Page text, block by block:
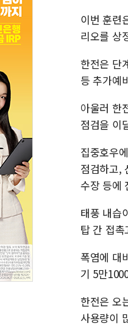
이번 훈련
리오를 상
한전은 단
등 추가예
아울러 한
점검을 이
집중호우
점검하고,
수장 등에
태풍 내습
탑 간 접
폭염에 대
기 5만
한전은 오
사용량이